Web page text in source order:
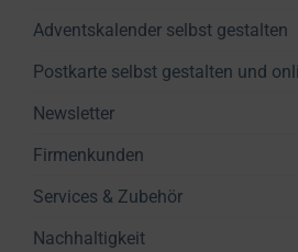
Adventskalender selbst gestalten
Postkarte selbst gestalten und
Newsletter
Firmenkunden
Services & Zubehör
Nachhaltigkeit